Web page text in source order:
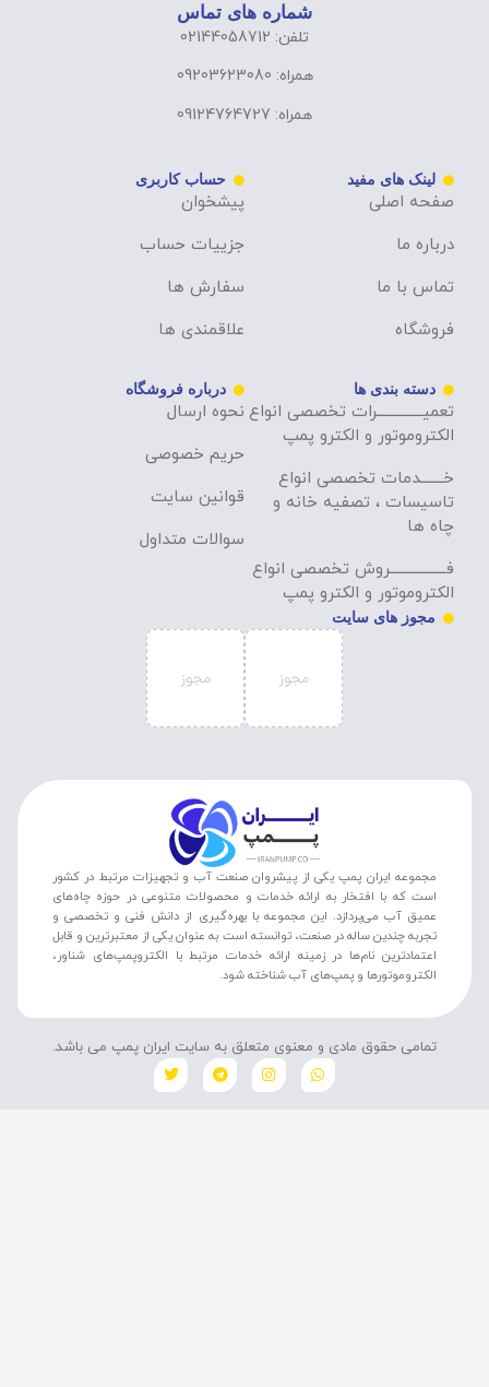
شماره های تماس
تلفن: 02144058712
همراه: 09203623080
همراه: 09124764727
لینک های مفید
صفحه اصلی
درباره ما
تماس با ما
فروشگاه
حساب کاربری
پیشخوان
جزییات حساب
سفارش ها
علاقمندی ها
دسته بندی ها
تعمیــــــــــــــرات تخصصی انواع
الکتروموتور و الکترو پمپ
خـــــــدمات تخصصی انواع
تاسیسات ، تصفیه خانه و
چاه ها
فـــــــــــــــــروش تخصصی انواع
الکتروموتور و الکترو پمپ
درباره فروشگاه
نحوه ارسال
حریم خصوصی
قوانین سایت
سوالات متداول
مجوز های سایت
مجموعه ایران پمپ یکی از پیشروان صنعت آب و تجهیزات مرتبط در کشور
است که با افتخار به ارائه خدمات و محصولات متنوعی در حوزه چاه‌های
عمیق آب می‌پردازد. این مجموعه با بهره‌گیری از دانش فنی و تخصصی و
تجربه چندین ساله در صنعت، توانسته است به عنوان یکی از معتبرترین و قابل
اعتمادترین نام‌ها در زمینه ارائه خدمات مرتبط با الکتروپمپ‌های شناور،
الکتروموتورها و پمپ‌های آب شناخته شود.
تمامی حقوق مادی و معنوی متعلق به سایت ایران پمپ می باشد.